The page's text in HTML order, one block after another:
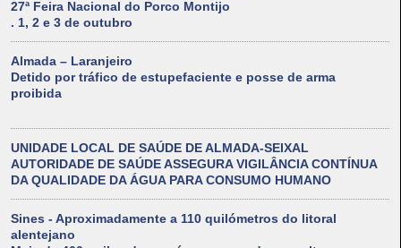
27ª Feira Nacional do Porco Montijo
. 1, 2 e 3 de outubro
Almada – Laranjeiro
Detido por tráfico de estupefaciente e posse de arma
proibida
UNIDADE LOCAL DE SAÚDE DE ALMADA-SEIXAL
AUTORIDADE DE SAÚDE ASSEGURA VIGILÂNCIA CONTÍNUA
DA QUALIDADE DA ÁGUA PARA CONSUMO HUMANO
Sines - Aproximadamente a 110 quilómetros do litoral
alentejano